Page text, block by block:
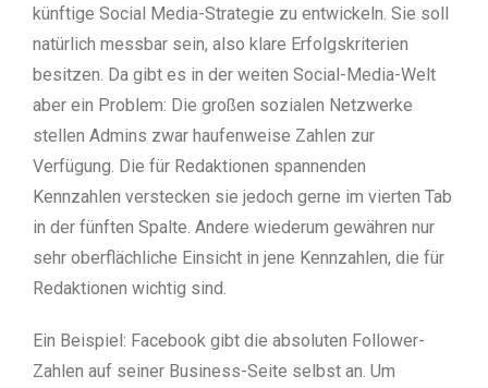
künftige Social Media-Strategie zu entwickeln. Sie soll
natürlich messbar sein, also klare Erfolgskriterien
besitzen. Da gibt es in der weiten Social-Media-Welt
aber ein Problem: Die großen sozialen Netzwerke
stellen Admins zwar haufenweise Zahlen zur
Verfügung. Die für Redaktionen spannenden
Kennzahlen verstecken sie jedoch gerne im vierten Tab
in der fünften Spalte. Andere wiederum gewähren nur
sehr oberflächliche Einsicht in jene Kennzahlen, die für
Redaktionen wichtig sind.
Ein Beispiel: Facebook gibt die absoluten Follower-
Zahlen auf seiner Business-Seite selbst an. Um